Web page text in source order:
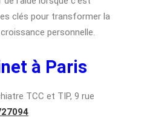
clés pour transformer la
personnelle.
à Paris
TCC et TIP, 9 rue